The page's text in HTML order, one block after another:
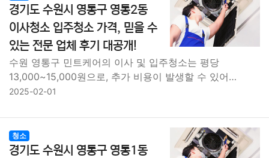
경기도 수원시 영통구 영통2동
이사청소 입주청소 가격, 믿을 수
있는 전문 업체 후기 대공개!
수원 영통구 민트케어의 이사 및 입주청소는 평당
13,000~15,000원으로, 추가 비용이 발생할 수 있어…
2025-02-01
청소
경기도 수원시 영통구 영통1동